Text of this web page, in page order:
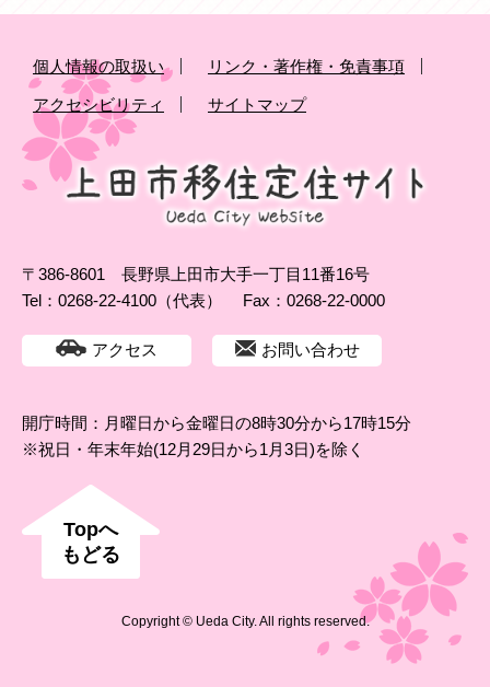
Topへ
もどる
個人情報の取扱い リンク・著作権・免責事項
アクセシビリティ サイトマップ
〒386-8601 長野県上田市大手一丁目11番16号
Tel：0268-22-4100（代表）
Fax：0268-22-0000
アクセス お問い合わせ
開庁時間：月曜日から金曜日の8時30分から17時15分
※祝日・年末年始(12月29日から1月3日)を除く
Copyright © Ueda City. All rights reserved.